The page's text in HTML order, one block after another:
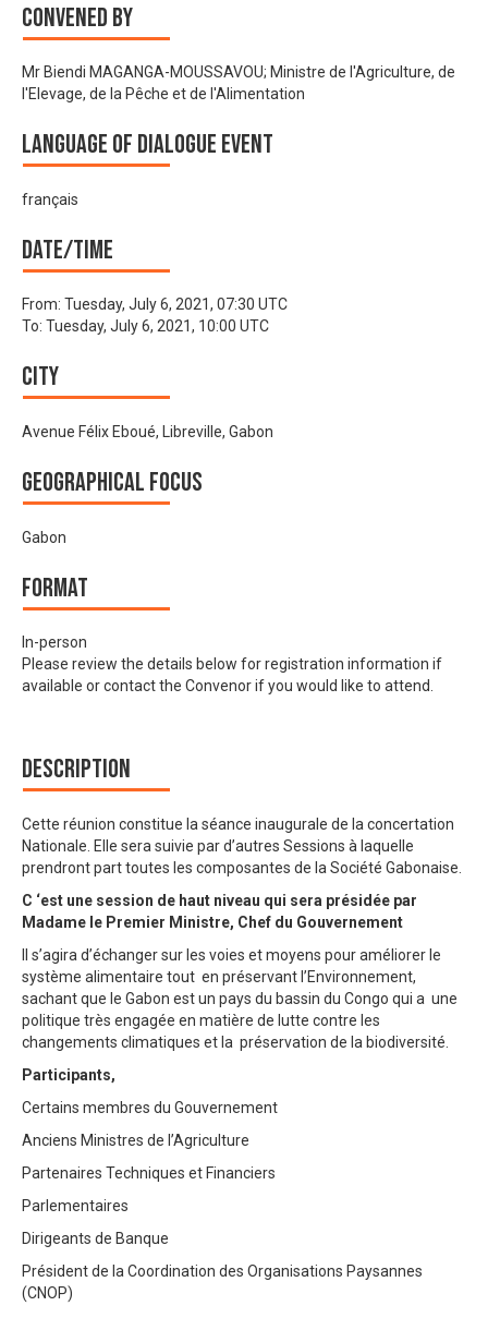
Convened by
Mr Biendi MAGANGA-MOUSSAVOU; Ministre de l'Agriculture, de
l'Elevage, de la Pêche et de l'Alimentation
Language of Dialogue Event
français
Date/time
From: Tuesday, July 6, 2021, 07:30 UTC
To: Tuesday, July 6, 2021, 10:00 UTC
City
Avenue Félix Eboué, Libreville, Gabon
Geographical focus
Gabon
Format
In-person
Please review the details below for registration information if
available or contact the Convenor if you would like to attend.
Description
Cette réunion constitue la séance inaugurale de la concertation
Nationale. Elle sera suivie par d’autres Sessions à laquelle
prendront part toutes les composantes de la Société Gabonaise.
C ‘est une session de haut niveau qui sera présidée par
Madame le Premier Ministre, Chef du Gouvernement
Il s’agira d’échanger sur les voies et moyens pour améliorer le
système alimentaire tout en préservant l’Environnement,
sachant que le Gabon est un pays du bassin du Congo qui a une
politique très engagée en matière de lutte contre les
changements climatiques et la préservation de la biodiversité.
Participants,
Certains membres du Gouvernement
Anciens Ministres de l’Agriculture
Partenaires Techniques et Financiers
Parlementaires
Dirigeants de Banque
Président de la Coordination des Organisations Paysannes
(CNOP)